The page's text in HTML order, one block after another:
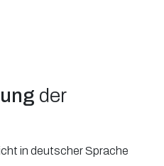
der
in deutscher Sprache